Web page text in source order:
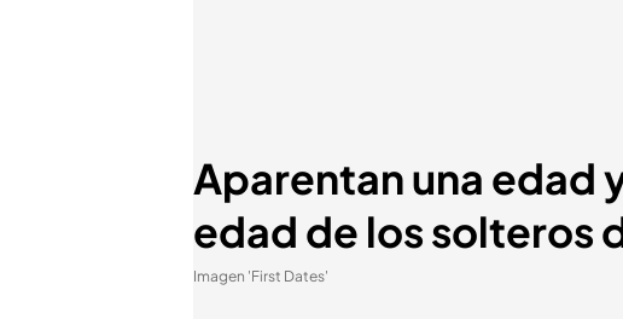
Aparentan una edad
edad de los solteros
Imagen 'First Dates'